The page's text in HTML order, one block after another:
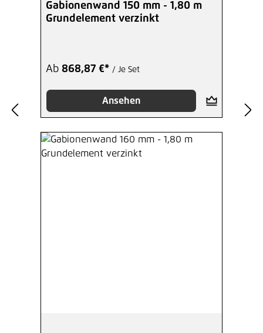
Gabionenwand 150 mm - 1,80 m
Grundelement verzinkt
Ab 868,87 €* / Je Set
Ansehen